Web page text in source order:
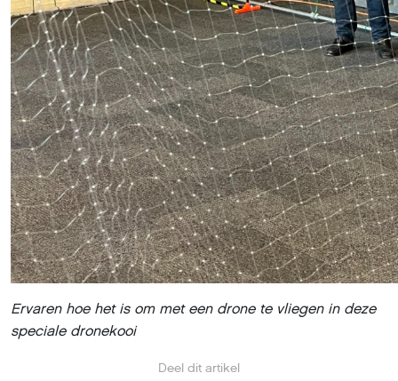
Deel dit artikel
Ervaren hoe het is om met een drone te vliegen in deze
speciale dronekooi